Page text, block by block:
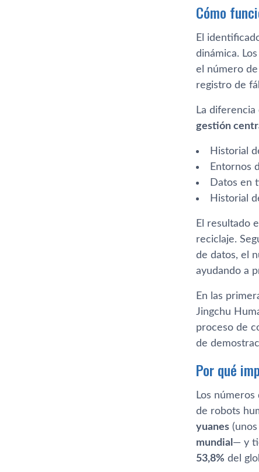
Cómo
El
dinámica.
el número
registro de
La
gestión
Historial
Entornos
Datos en
Historial
El resultado
reciclaje.
de datos, el
ayudando a
En las
Jingchu
proceso de
de
Por qué
Los
de robots
yuanes
mundial — y
53,8% del